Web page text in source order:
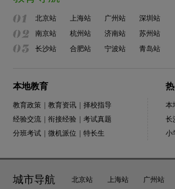
北京站 上海站 广州站
深圳站
南京站
杭州站 济南站
苏州站
长沙站
合肥站 宁波站 青岛站
本地教育
教育政策 教育资讯
择校指导
经验交流
衔接经验
考试真题
分班考试
微机派位 特长生
本
长
小
城市导航 北京站 上海站 广州站